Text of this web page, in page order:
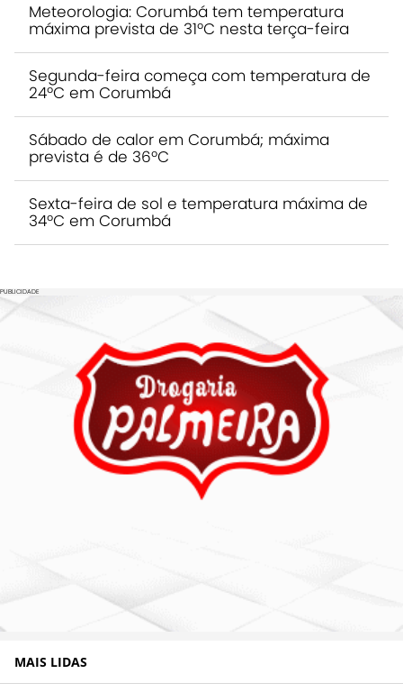
Meteorologia: Corumbá tem temperatura
máxima prevista de 31ºC nesta terça-feira
Segunda-feira começa com temperatura de
24ºC em Corumbá
Sábado de calor em Corumbá; máxima
prevista é de 36ºC
Sexta-feira de sol e temperatura máxima de
34ºC em Corumbá
PUBLICIDADE
MAIS LIDAS